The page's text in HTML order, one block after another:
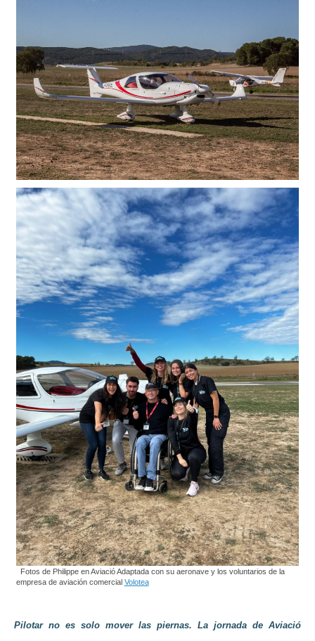
Fotos de Philippe en Aviació Adaptada con su aeronave y los voluntarios de la
empresa de aviación comercial Volotea
Pilotar no es solo mover las piernas. La jornada de Aviació